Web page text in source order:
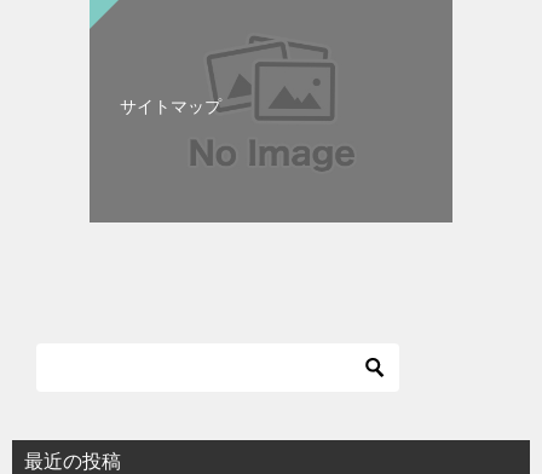
サイトマップ
最近の投稿